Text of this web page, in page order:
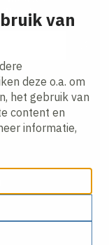
van
deze o.a. om
het gebruik van
content en
informatie,
policy